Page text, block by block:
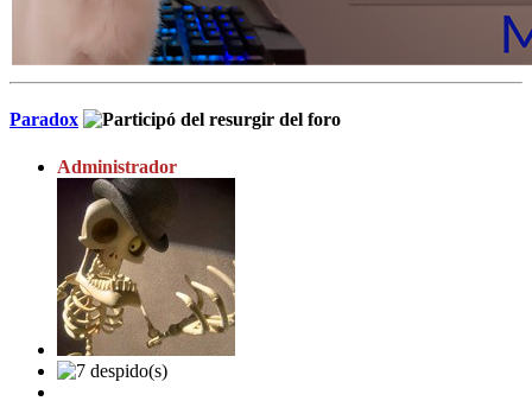
Paradox
Administrador